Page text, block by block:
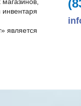
инвентаря
является